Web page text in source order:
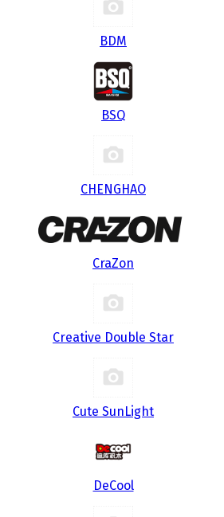
BDM
BSQ
CHENGHAO
CraZon
Creative Double Star
Cute SunLight
DeCool